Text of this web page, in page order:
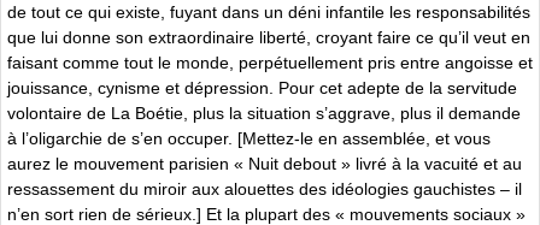
de tout ce qui existe, fuyant dans un déni infantile les responsabilités
que lui donne son extraordinaire liberté, croyant faire ce qu’il veut en
faisant comme tout le monde, perpétuellement pris entre angoisse et
jouissance, cynisme et dépression. Pour cet adepte de la servitude
volontaire de La Boétie, plus la situation s’aggrave, plus il demande
à l’oligarchie de s’en occuper. [Mettez-le en assemblée, et vous
aurez le mouvement parisien « Nuit debout » livré à la vacuité et au
ressassement du miroir aux alouettes des idéologies gauchistes – il
n’en sort rien de sérieux.] Et la plupart des « mouvements sociaux »